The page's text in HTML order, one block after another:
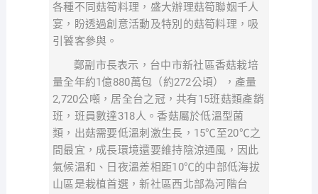
各種不同菇筍料理，盛大辦理菇筍聯姻千人
宴，盼透過創意活動及特別的菇筍料理，吸
引饕客參與。
鄭副市長表示，台中市新社區香菇栽培
量全年約1億880萬包（約272公頃），產量
2,720公噸，居全台之冠，共有15班菇類產銷
班，班員數達318人。香菇屬於低溫型菌
類，出菇需要低溫刺激生長，15℃至20℃之
間最宜，成長環境還要維持陰涼通風，因此
氣候溫和、日夜溫差相距10℃的中部低海拔
山區是栽植首選，新社區西北部為河階台